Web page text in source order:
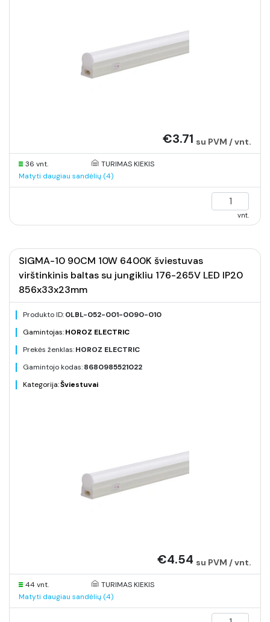
€3.71 su PVM / vnt.
36 vnt.
TURIMAS KIEKIS
Matyti daugiau sandėlių (4)
vnt.
SIGMA-10 90CM 10W 6400K šviestuvas
virštinkinis baltas su jungikliu 176-265V LED IP20
856x33x23mm
Produkto ID:0LBL-052-001-0090-010
Gamintojas:HOROZ ELECTRIC
Prekės ženklas:HOROZ ELECTRIC
Gamintojo kodas:8680985521022
Kategorija:Šviestuvai
€4.54 su PVM / vnt.
44 vnt.
TURIMAS KIEKIS
Matyti daugiau sandėlių (4)